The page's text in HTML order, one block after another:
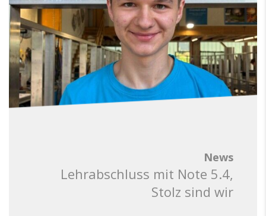
News
Lehrabschluss mit Note 5.4,
Stolz sind wir